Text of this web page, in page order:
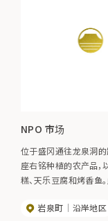
NPO 市场
位于盛冈通往龙泉洞的
座右铭种植的农产品
糕、天乐豆腐和烤香鱼
岩泉町 沿岸地区